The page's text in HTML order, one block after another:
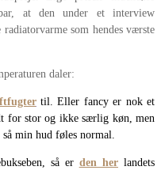
at den under et interview
som hendes værste
daler:
til. Eller fancy er nok et
for stor og ikke særlig køn, men
min hud føles normal.
så er den herlandets